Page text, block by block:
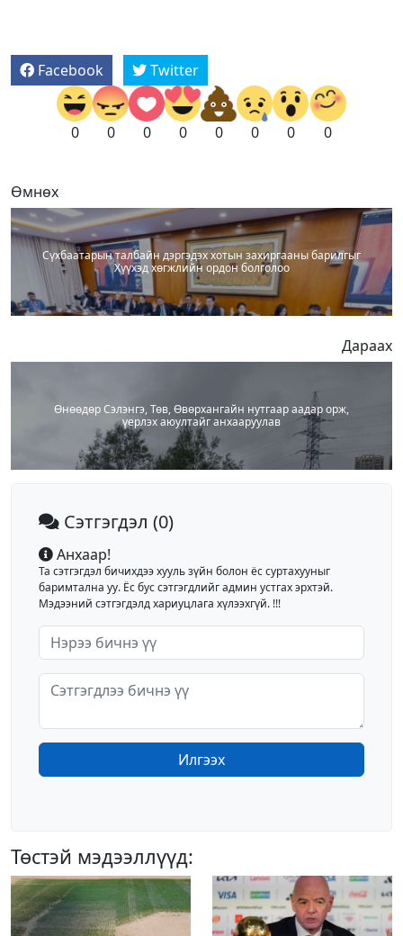
Facebook Twitter
0 0 0 0 0 0 0 0
Өмнөх
Сүхбаатарын талбайн дэргэдэх хотын захиргааны барилгыг
Хүүхэд хөгжлийн ордон болголоо
Дараах
Өнөөдөр Сэлэнгэ, Төв, Өвөрхангайн нутгаар аадар орж,
үерлэх аюултайг анхааруулав
Сэтгэгдэл (0)
Анхаар!
Та сэтгэгдэл бичихдээ хууль зүйн болон ёс суртахууныг
баримтална уу. Ёс бус сэтгэгдлийг админ устгах эрхтэй.
Мэдээний сэтгэгдэлд хариуцлага хүлээхгүй. !!!
Илгээх
Төстэй мэдээллүүд: